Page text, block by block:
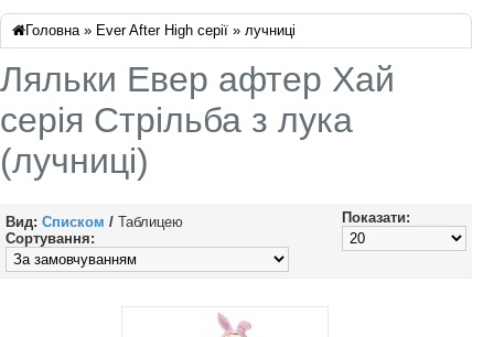
Головна» Ever After High серії » лучниці
Ляльки Евер афтер Хай
серія Стрільба з лука
(лучниці)
Вид: Списком / Таблицею
Показати:
Сортування: